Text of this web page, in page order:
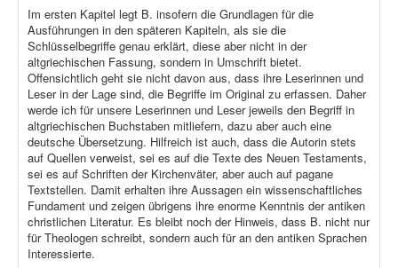
Im ersten Kapitel legt B. insofern die Grundlagen für die
Ausführungen in den späteren Kapiteln, als sie die
Schlüsselbegriffe genau erklärt, diese aber nicht in der
altgriechischen Fassung, sondern in Umschrift bietet.
Offensichtlich geht sie nicht davon aus, dass ihre Leserinnen und
Leser in der Lage sind, die Begriffe im Original zu erfassen. Daher
werde ich für unsere Leserinnen und Leser jeweils den Begriff in
altgriechischen Buchstaben mitliefern, dazu aber auch eine
deutsche Übersetzung. Hilfreich ist auch, dass die Autorin stets
auf Quellen verweist, sei es auf die Texte des Neuen Testaments,
sei es auf Schriften der Kirchenväter, aber auch auf pagane
Textstellen. Damit erhalten ihre Aussagen ein wissenschaftliches
Fundament und zeigen übrigens ihre enorme Kenntnis der antiken
christlichen Literatur. Es bleibt noch der Hinweis, dass B. nicht nur
für Theologen schreibt, sondern auch für an den antiken Sprachen
Interessierte.